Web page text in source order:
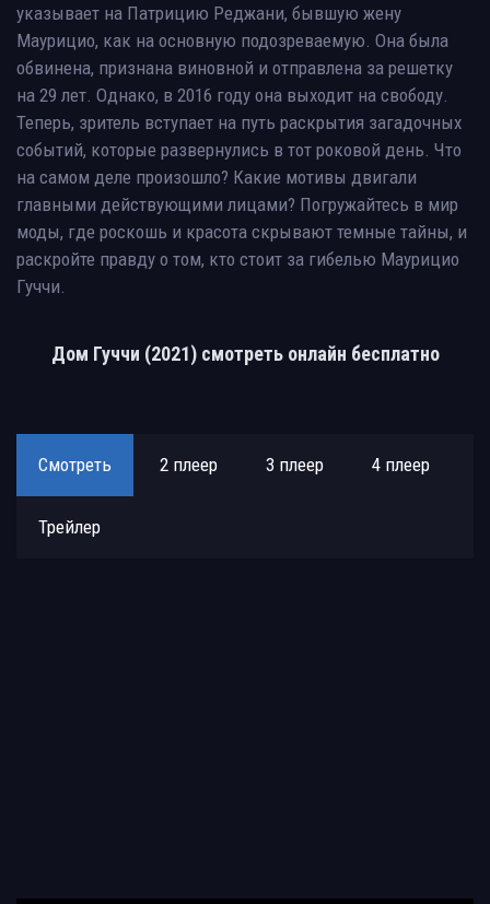
указывает на Патрицию Реджани, бывшую жену
Маурицио, как на основную подозреваемую. Она была
обвинена, признана виновной и отправлена за решетку
на 29 лет. Однако, в 2016 году она выходит на свободу.
Теперь, зритель вступает на путь раскрытия загадочных
событий, которые развернулись в тот роковой день. Что
на самом деле произошло? Какие мотивы двигали
главными действующими лицами? Погружайтесь в мир
моды, где роскошь и красота скрывают темные тайны, и
раскройте правду о том, кто стоит за гибелью Маурицио
Гуччи.
Дом Гуччи (2021) смотреть онлайн бесплатно
Смотреть 2 плеер 3 плеер 4 плеер
Трейлер